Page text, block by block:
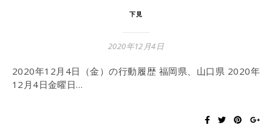
下見
2020年12月4日
2020年12月4日（金）の行動履歴 福岡県、山口県 2020年
12月4日金曜日…